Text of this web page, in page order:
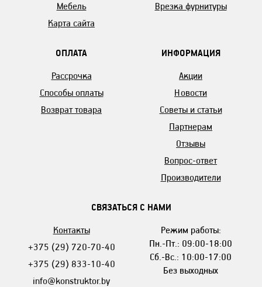
Мебель
Карта сайта
Врезка фурнитуры
ОПЛАТА
Рассрочка
Способы оплаты
Возврат товара
ИНФОРМАЦИЯ
Акции
Новости
Советы и статьи
Партнерам
Отзывы
Вопрос-ответ
Производители
СВЯЗАТЬСЯ С НАМИ
Контакты
+375 (29) 720-70-40
+375 (29) 833-10-40
info@konstruktor.by
Режим работы:
Пн.-Пт.: 09:00-18:00
Сб.-Вс.: 10:00-17:00
Без выходных